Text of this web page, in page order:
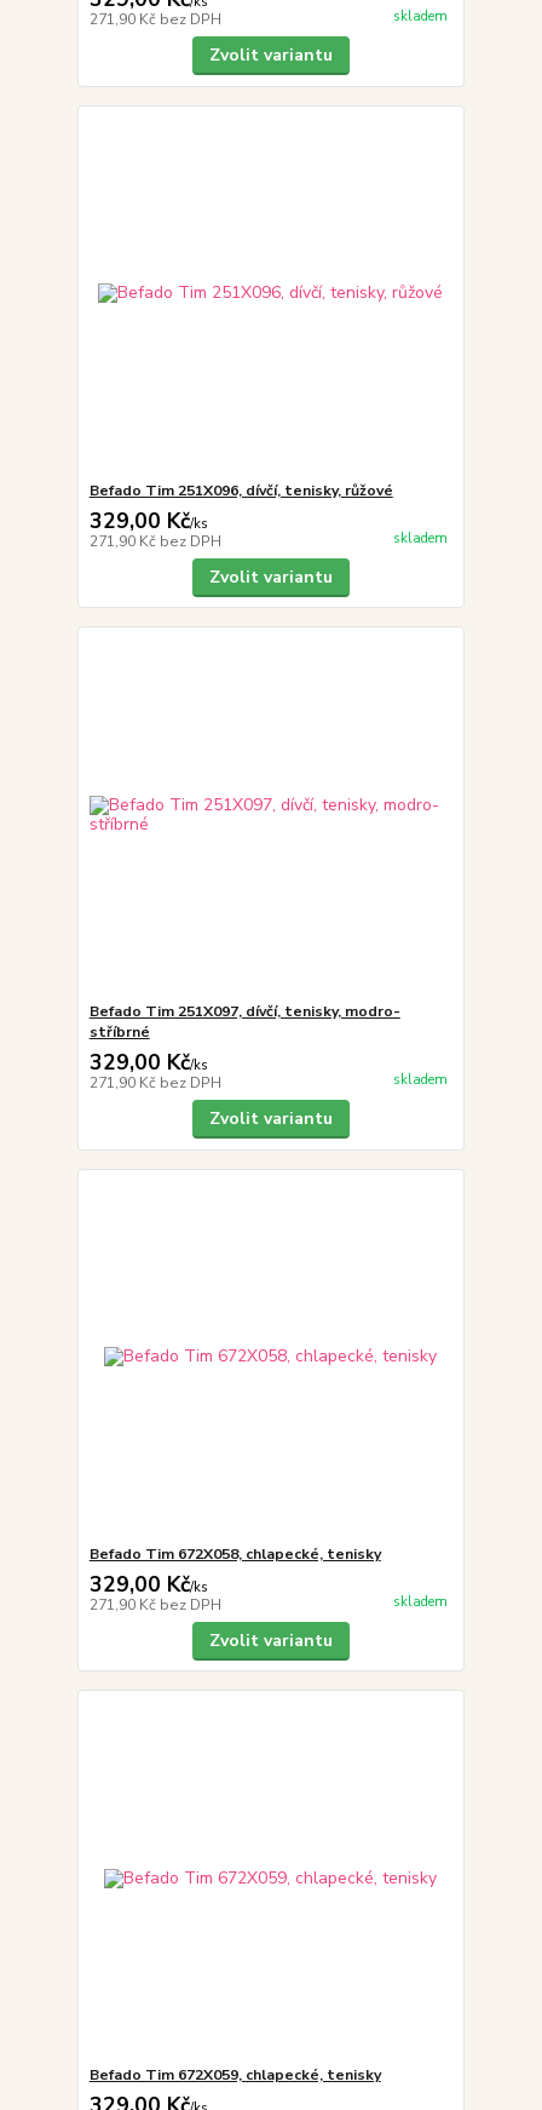
271,90 Kč bez DPH skladem
Zvolit variantu
Befado Tim 251X096, dívčí, tenisky, růžové
329,00 Kč/ks
271,90 Kč bez DPH skladem
Zvolit variantu
Befado Tim 251X097, dívčí, tenisky, modro-
stříbrné
329,00 Kč/ks
271,90 Kč bez DPH skladem
Zvolit variantu
Befado Tim 672X058, chlapecké, tenisky
329,00 Kč/ks
271,90 Kč bez DPH skladem
Zvolit variantu
Befado Tim 672X059, chlapecké, tenisky